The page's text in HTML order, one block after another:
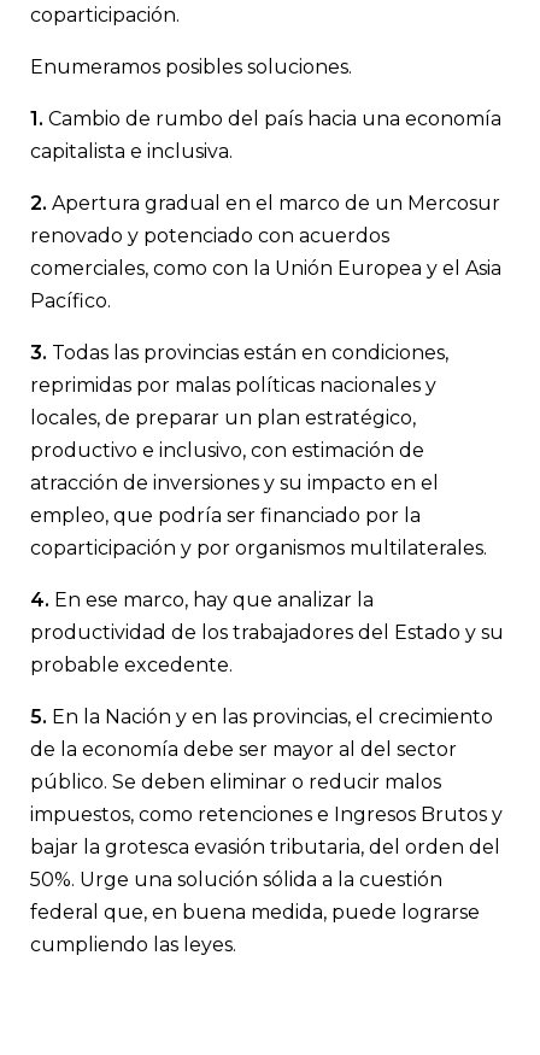
coparticipación.
Enumeramos posibles soluciones.
1. Cambio de rumbo del país hacia una economía
capitalista e inclusiva.
2. Apertura gradual en el marco de un Mercosur
renovado y potenciado con acuerdos
comerciales, como con la Unión Europea y el Asia
Pacífico.
3. Todas las provincias están en condiciones,
reprimidas por malas políticas nacionales y
locales, de preparar un plan estratégico,
productivo e inclusivo, con estimación de
atracción de inversiones y su impacto en el
empleo, que podría ser financiado por la
coparticipación y por organismos multilaterales.
4. En ese marco, hay que analizar la
productividad de los trabajadores del Estado y su
probable excedente.
5. En la Nación y en las provincias, el crecimiento
de la economía debe ser mayor al del sector
público. Se deben eliminar o reducir malos
impuestos, como retenciones e Ingresos Brutos y
bajar la grotesca evasión tributaria, del orden del
50%. Urge una solución sólida a la cuestión
federal que, en buena medida, puede lograrse
cumpliendo las leyes.